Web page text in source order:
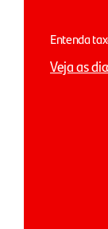
Entenda
Veja as